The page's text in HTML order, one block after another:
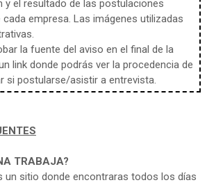
y el resultado de las postulaciones
empresa. Las imágenes utilizadas
la fuente del aviso en el final de la
link donde podrás ver la procedencia de
si postularse/asistir a entrevista.
TRABAJA?
un sitio donde encontraras todos los días